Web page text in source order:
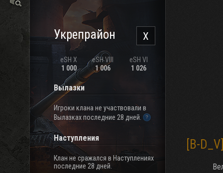
X
Укрепрайон
eSH X
1 000
eSH VIII
1 006
eSH VI
1 026
Вылазки
Игроки клана не участвовали в
Вылазках последние 28 дней.
Наступления
Клан не сражался в Наступлениях
последние 28 дней.
[B-